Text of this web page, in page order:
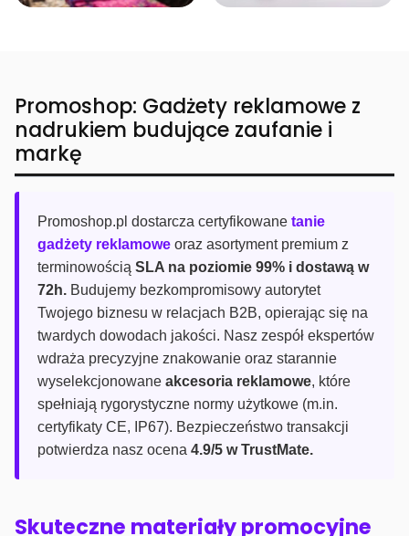
Promoshop: Gadżety reklamowe z
nadrukiem budujące zaufanie i
markę
Promoshop.pl dostarcza certyfikowane tanie
gadżety reklamowe oraz asortyment premium z
terminowością SLA na poziomie 99% i dostawą w
72h. Budujemy bezkompromisowy autorytet
Twojego biznesu w relacjach B2B, opierając się na
twardych dowodach jakości. Nasz zespół ekspertów
wdraża precyzyjne znakowanie oraz starannie
wyselekcjonowane akcesoria reklamowe, które
spełniają rygorystyczne normy użytkowe (m.in.
certyfikaty CE, IP67). Bezpieczeństwo transakcji
potwierdza nasz ocena 4.9/5 w TrustMate.
Skuteczne materiały promocyjne